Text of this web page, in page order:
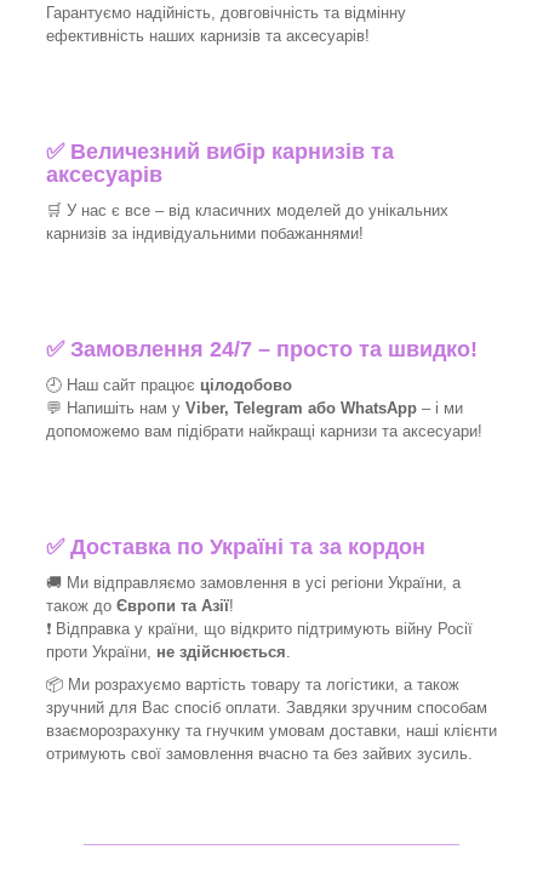
Гарантуємо надійність, довговічність та відмінну
ефективність наших карнизів та аксесуарів!​
✅ Величезний вибір карнизів та
аксесуарів
🛒 У нас є все – від класичних моделей до унікальних
карнизів за індивідуальними побажаннями!​
✅Замовлення 24/7 – просто та швидко!
🕘 Наш сайт працює цілодобово
💬 Напишіть нам у Viber, Telegram або WhatsApp – і ми
допоможемо вам підібрати найкращі карнизи та аксесуари!
✅Доставка по Україні та за кордон
🚚 Ми відправляємо замовлення в усі регіони України, а
також до Європи та Азії!
❗ Відправка у країни, що відкрито підтримують війну Росії
проти України, не здійснюється
📦 Ми розрахуємо вартість товару та логістики, а також
зручний для Вас спосіб оплати. Завдяки зручним способам
взаєморозрахунку та гнучким умовам доставки, наші клієнти
отримують свої замовлення вчасно та без зайвих зусиль.